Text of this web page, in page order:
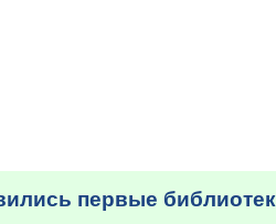
первые